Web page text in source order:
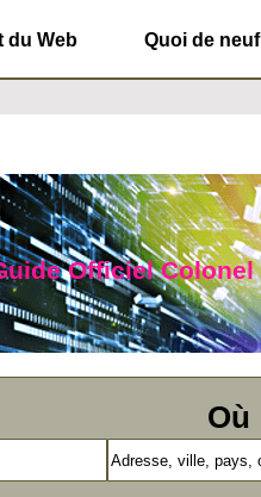
du Web Quoi de neuf
Officiel
Où